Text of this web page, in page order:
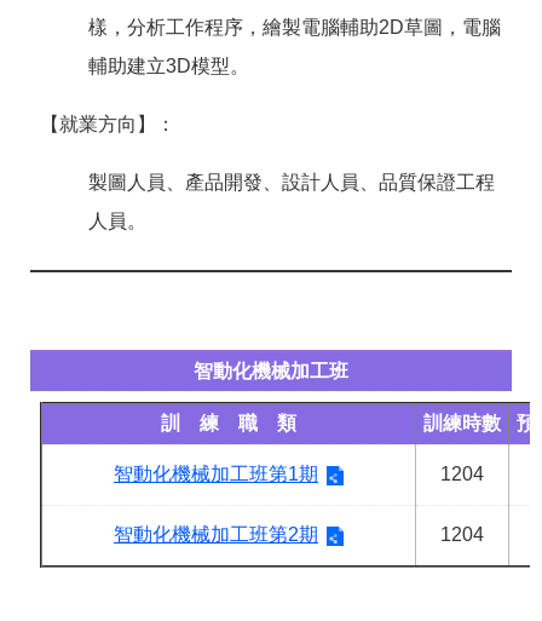
樣，分析工作程序，繪製電腦輔助2D草圖，電腦
輔助建立3D模型。
【就業方向】：
製圖人員、產品開發、設計人員、品質保證工程
人員。
智動化機械加工班
訓 練 職 類 訓練時數 預
智動化機械加工班第1期 1204
智動化機械加工班第2期 1204